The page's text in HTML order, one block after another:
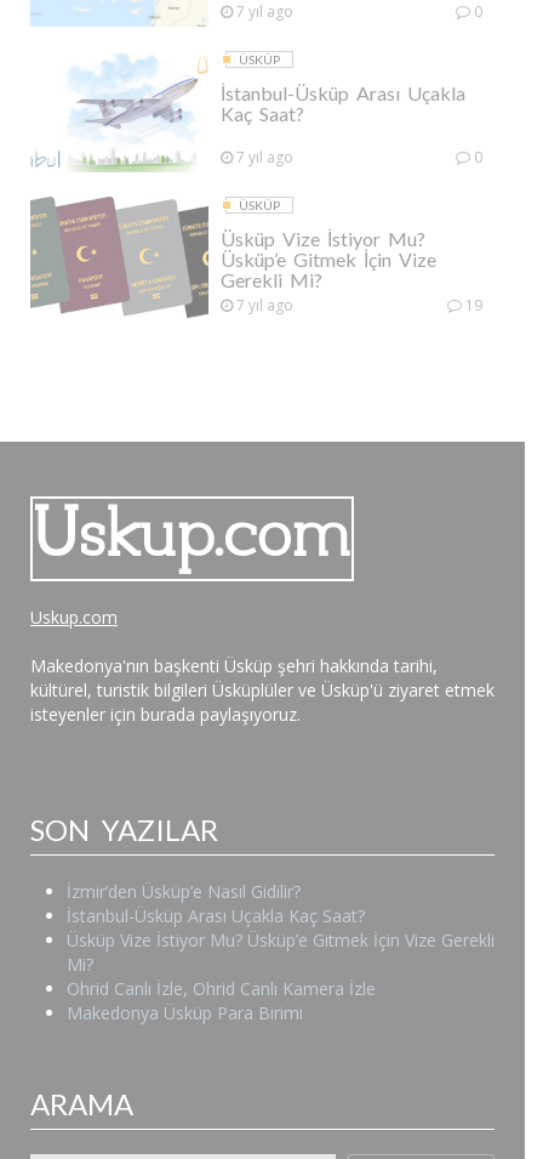
7 yıl ago 0
ÜSKÜP
İstanbul-Üsküp Arası Uçakla
Kaç Saat?
7 yıl ago 0
ÜSKÜP
Üsküp Vize İstiyor Mu?
Üsküp’e Gitmek İçin Vize
Gerekli Mi?
7 yıl ago 19
Uskup.com
Makedonya'nın başkenti Üsküp şehri hakkında tarihi,
kültürel, turistik bilgileri Üsküplüler ve Üsküp'ü ziyaret etmek
isteyenler için burada paylaşıyoruz.
SON YAZILAR
İzmir’den Üsküp’e Nasıl Gidilir?
İstanbul-Üsküp Arası Uçakla Kaç Saat?
Üsküp Vize İstiyor Mu? Üsküp’e Gitmek İçin Vize Gerekli
Mi?
Ohrid Canlı İzle, Ohrid Canlı Kamera İzle
Makedonya Üsküp Para Birimi
ARAMA